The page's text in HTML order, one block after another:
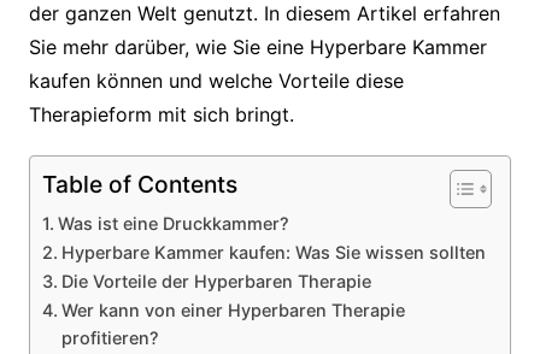
der ganzen Welt genutzt. In diesem Artikel erfahren
Sie mehr darüber, wie Sie eine Hyperbare Kammer
kaufen können und welche Vorteile diese
Therapieform mit sich bringt.
Table of Contents
Was ist eine Druckkammer?
Hyperbare Kammer kaufen: Was Sie wissen sollten
Die Vorteile der Hyperbaren Therapie
Wer kann von einer Hyperbaren Therapie
profitieren?